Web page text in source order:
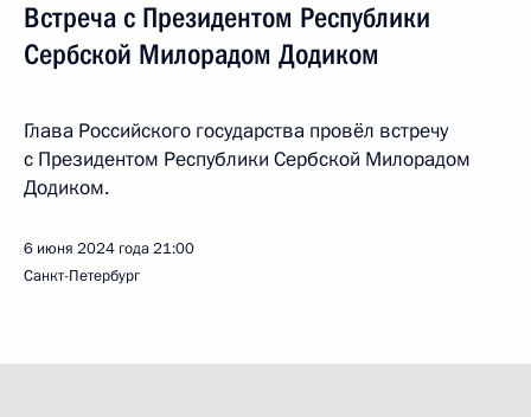
Встреча с Президентом Республики
Сербской Милорадом Додиком
Глава Российского государства провёл встречу
с Президентом Республики Сербской Милорадом
Додиком.
6 июня 2024 года21:00
Санкт-Петербург